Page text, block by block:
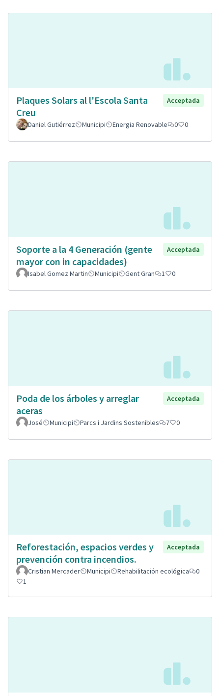
Plaques Solars al l'Escola Santa
Creu
Acceptada
Daniel Gutiérrez Municipi Energia Renovable 0 0
Soporte a la 4 Generación (gente
mayor con in capacidades)
Acceptada
Isabel Gomez Martin Municipi Gent Gran 1 0
Poda de los árboles y arreglar
aceras
Acceptada
José Municipi Parcs i Jardins Sostenibles 7 0
Reforestación, espacios verdes y
prevención contra incendios.
Acceptada
Cristian Mercader Municipi Rehabilitación ecológica
0
1